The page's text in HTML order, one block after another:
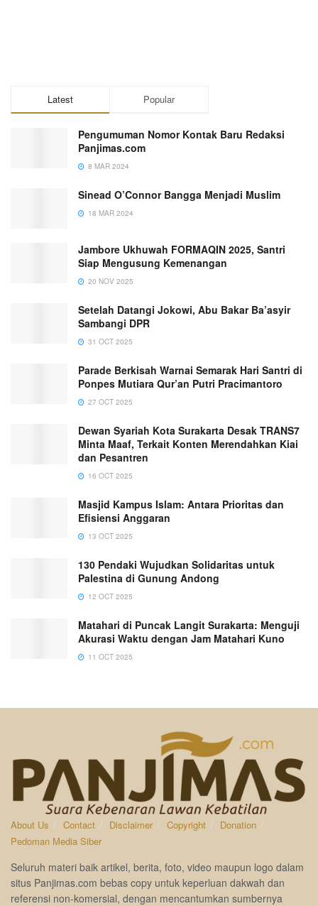
Latest Popular
Pengumuman Nomor Kontak Baru Redaksi
Panjimas.com
8 MAR 2024
Sinead O’Connor Bangga Menjadi Muslim
18 MAR 2024
Jambore Ukhuwah FORMAQIN 2025, Santri
Siap Mengusung Kemenangan
20 NOV 2025
Setelah Datangi Jokowi, Abu Bakar Ba’asyir
Sambangi DPR
31 OCT 2025
Parade Berkisah Warnai Semarak Hari Santri di
Ponpes Mutiara Qur’an Putri Pracimantoro
27 OCT 2025
Dewan Syariah Kota Surakarta Desak TRANS7
Minta Maaf, Terkait Konten Merendahkan Kiai
dan Pesantren
16 OCT 2025
Masjid Kampus Islam: Antara Prioritas dan
Efisiensi Anggaran
13 OCT 2025
130 Pendaki Wujudkan Solidaritas untuk
Palestina di Gunung Andong
12 OCT 2025
Matahari di Puncak Langit Surakarta: Menguji
Akurasi Waktu dengan Jam Matahari Kuno
11 OCT 2025
About Us Contact Disclaimer Copyright
Donation
Pedoman Media Siber
Seluruh materi baik artikel, berita, foto, video maupun logo dalam
situs Panjimas.com bebas copy untuk keperluan dakwah dan
referensi non-komersial, dengan mencantumkan sumbernya